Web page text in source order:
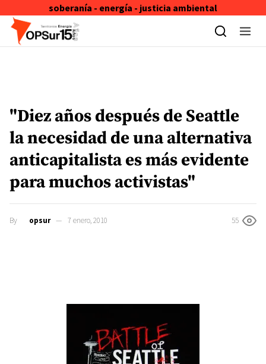
soberanía - energía - justicia ambiental
Skip to content
"Diez años después de Seattle
la necesidad de una alternativa
anticapitalista es más evidente
para muchos activistas"
By opsur 7 enero, 2010 55